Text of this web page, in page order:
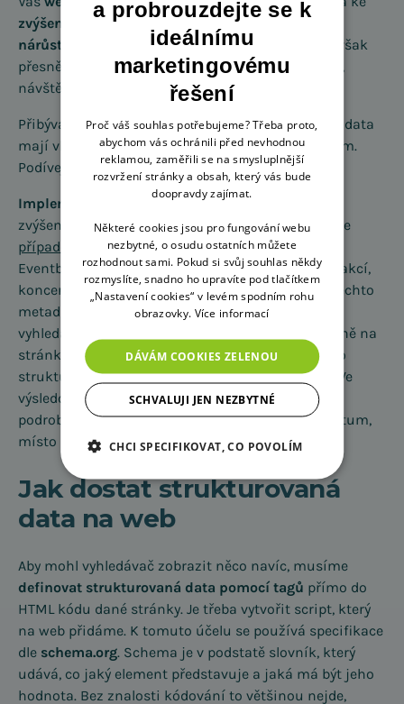
zvýšení míry prokliku . Díky tomu může dojít i k
nárůstu návštěv
objednávekči registrací
. Nelze však
přesně konkretizovat o kolik procent poroste CTR,
návštěvy nebo tržby.
Přibývají studie, které dokazují, že strukturovaná data
mají vliv na CTR a napomahájí k lepším výsledkům.
Podívejme se na konkrétní příklad:
Implementace strukturovaných dat pomohla
zvýšením návštěvnostiplatformě Eventbrite
podle
případové studiepublikované společností Google.
Eventbrite slouží k vytváření a pořádání různých akcí,
koncertů a událostí. Zhruba měsíc po nasazení těchto
metadat došlo k 100% nárůstu návštěvnosti z
vyhledávání v meziročním srovnání, a to konkrétně na
stránkách s výpisem událostí. Eventbrite nasadilo
strukturovaná data na stránky s konkrétní akcí. Ve
výsledcích vyhledávání se tedy začaly objevovat
podrobnější informace o dané události jako je datum,
místo konání nebo cena.
Jak dostat strukturovaná
data na web
Aby mohl vyhledávač zobrazit něco navíc, musíme
definovat strukturovaná data pomocí tagů přímo do
HTML kódu dané stránky. Je třeba vytvořit script, který
na web přidáme. K tomuto účelu se používá specifikace
dle schema.org. Schema je v podstatě slovník, který
udává, co jaký element představuje a jaká má být jeho
hodnota. Bez znalosti kódování to většinou nejde,
a probrouzdejte se k
ideálnímu
marketingovému
řešení
Proč váš souhlas potřebujeme? Třeba proto,
abychom vás ochránili před nevhodnou
reklamou, zaměřili se na smysluplnější
rozvržení stránky a obsah, který vás bude
doopravdy zajímat.
Některé cookies jsou pro fungování webu
nezbytné, o osudu ostatních můžete
rozhodnout sami. Pokud si svůj souhlas někdy
rozmyslíte, snadno ho upravíte pod tlačítkem
„Nastavení cookies“ v levém spodním rohu
obrazovky. Více informací
DÁVÁM COOKIES ZELENOU
SCHVALUJI JEN NEZBYTNÉ
CHCI SPECIFIKOVAT, CO POVOLÍM